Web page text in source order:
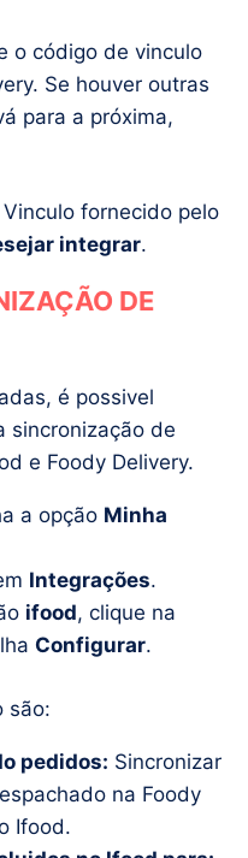
o código de vinculo
Se houver outras
para a próxima,
fornecido pelo
integrar.
DE
é possivel
sincronização de
e Foody Delivery.
a opção Minha
Integrações.
ifood, clique na
Configurar.
são:
pedidos: Sincronizar
na Foody
Ifood.